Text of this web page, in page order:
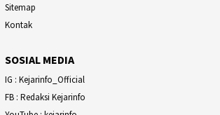
Sitemap
Kontak
SOSIAL MEDIA
IG : Kejarinfo_Official
FB : Redaksi Kejarinfo